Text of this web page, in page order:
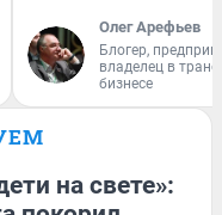
Олег Арефьев
Блогер,
владелец в
бизнесе
на свете»: